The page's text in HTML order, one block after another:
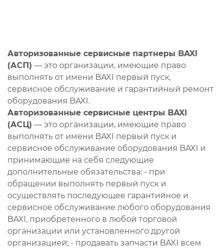
Авторизованные сервисные партнеры BAXI
(АСП) — это организации, имеющие право
выполнять от имени BAXI первый пуск,
сервисное обслуживание и гарантийный ремонт
оборудования BAXI.
Авторизованные сервисные центры BAXI
(АСЦ) — это организации, имеющие право
выполнять от имени BAXI первый пуск и
сервисное обслуживание оборудования BAXI и
принимающие на себя следующие
дополнительные обязательства: - при
обращении выполнять первый пуск и
осуществлять последующее гарантийное и
сервисное обслуживание любого оборудования
BAXI, приобретенного в любой торговой
организации или установленного другой
организацией; - продавать запчасти BAXI всем